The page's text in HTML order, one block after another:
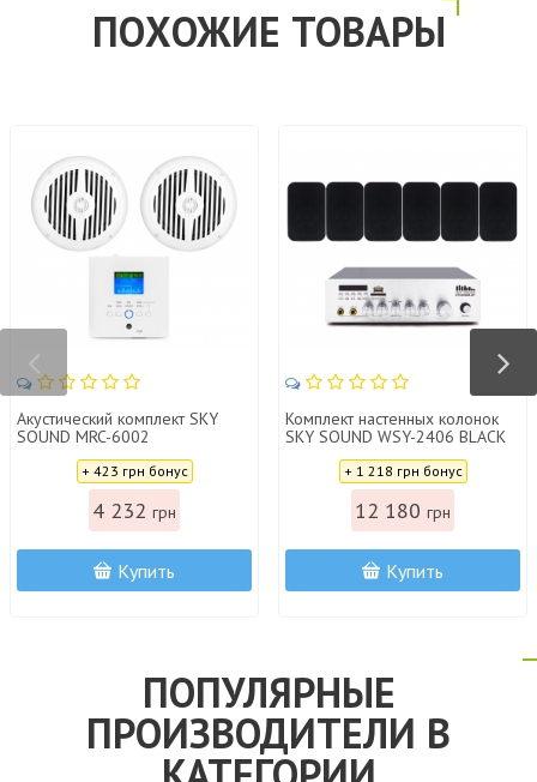
ПОХОЖИЕ ТОВАРЫ
Акустический комплект SKY
SOUND MRC-6002
+ 423 грн бонус
4 232 грн
Купить
Комплект настенных колонок
SKY SOUND WSY-2406 BLACK
+ 1 218 грн бонус
12 180 грн
Купить
ПОПУЛЯРНЫЕ
ПРОИЗВОДИТЕЛИ В